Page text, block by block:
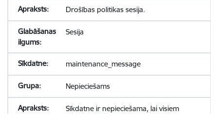
Drošības politikas sesija.
Sesija
maintenance_message
Nepieciešams
Sīkdatne ir nepieciešama, lai visiem